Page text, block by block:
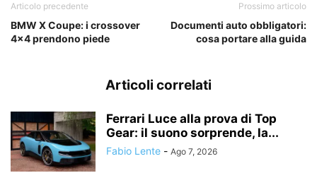
Articolo precedente
BMW X Coupe: i crossover
4×4 prendono piede
Prossimo articolo
Documenti auto obbligatori:
cosa portare alla guida
Articoli correlati
Ferrari Luce alla prova di Top
Gear: il suono sorprende, la...
Fabio Lente - Ago 7, 2026